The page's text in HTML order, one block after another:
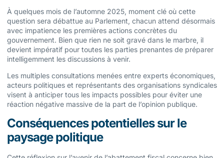
À quelques mois de l’automne 2025, moment clé où cette
question sera débattue au Parlement, chacun attend désormais
avec impatience les premières actions concrètes du
gouvernement. Bien que rien ne soit gravé dans le marbre, il
devient impératif pour toutes les parties prenantes de préparer
intelligemment les discussions à venir.
Les multiples consultations menées entre experts économiques,
acteurs politiques et représentants des organisations syndicales
visent à anticiper tous les impacts possibles pour éviter une
réaction négative massive de la part de l’opinion publique.
Conséquences potentielles sur le
paysage politique